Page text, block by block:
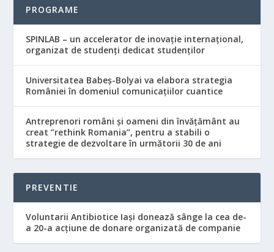
PROGRAME
SPINLAB – un accelerator de inovație internațional,
organizat de studenți dedicat studenților
Universitatea Babeş-Bolyai va elabora strategia
României în domeniul comunicaţiilor cuantice
Antreprenori români şi oameni din învăţământ au
creat ”rethink Romania”, pentru a stabili o
strategie de dezvoltare în următorii 30 de ani
PREVENTIE
Voluntarii Antibiotice Iași donează sânge la cea de-
a 20-a acțiune de donare organizată de companie